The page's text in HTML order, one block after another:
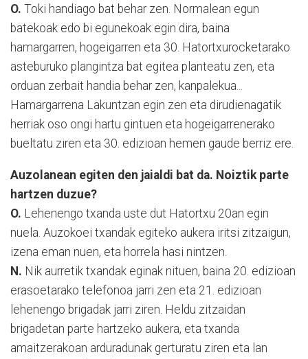
O. Toki handiago bat behar zen. Normalean egun
batekoak edo bi egunekoak egin dira, baina
hamargarren, hogeigarren eta 30. Hatortxurocketarako
asteburuko plangintza bat egitea planteatu zen, eta
orduan zerbait handia behar zen, kanpalekua...
Hamargarrena Lakuntzan egin zen eta dirudienagatik
herriak oso ongi hartu gintuen eta hogeigarrenerako
bueltatu ziren eta 30. edizioan hemen gaude berriz ere.
Auzolanean egiten den jaialdi bat da. Noiztik parte
hartzen duzue?
O. Lehenengo txanda uste dut Hatortxu 20an egin
nuela. Auzokoei txandak egiteko aukera iritsi zitzaigun,
izena eman nuen, eta horrela hasi nintzen.
N. Nik aurretik txandak eginak nituen, baina 20. edizioan
erasoetarako telefonoa jarri zen eta 21. edizioan
lehenengo brigadak jarri ziren. Heldu zitzaidan
brigadetan parte hartzeko aukera, eta txanda
amaitzerakoan arduradunak gerturatu ziren eta lan